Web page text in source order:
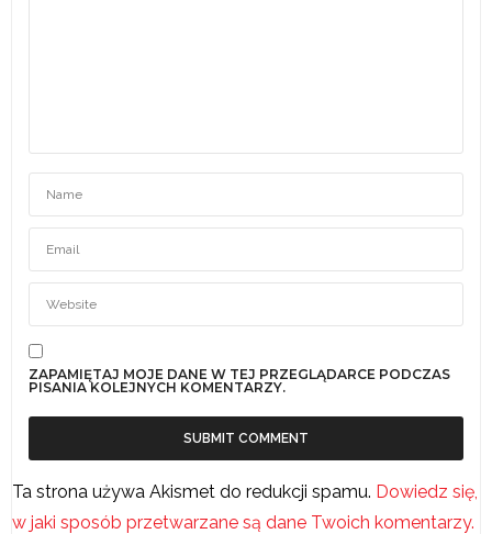
ZAPAMIĘTAJ MOJE DANE W TEJ PRZEGLĄDARCE PODCZAS
PISANIA KOLEJNYCH KOMENTARZY.
Ta strona używa Akismet do redukcji spamu. Dowiedz się,
w jaki sposób przetwarzane są dane Twoich komentarzy.